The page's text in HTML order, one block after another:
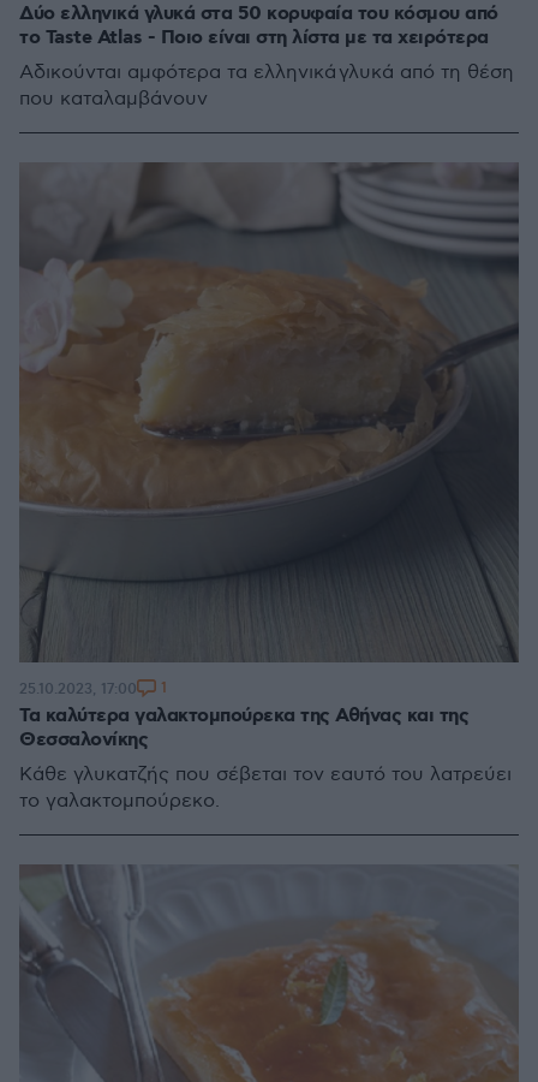
Δύο ελληνικά γλυκά στα 50 κορυφαία του κόσμου από
το Taste Atlas - Ποιο είναι στη λίστα με τα χειρότερα
Αδικούνται αμφότερα τα ελληνικά γλυκά από τη θέση
που καταλαμβάνουν
Τα καλύτερα γαλακτομπούρεκα της Αθήνας και της
Θεσσαλονίκης
Κάθε γλυκατζής που σέβεται τον εαυτό του λατρεύει
το γαλακτομπούρεκο.
25.10.2023, 17:00 1